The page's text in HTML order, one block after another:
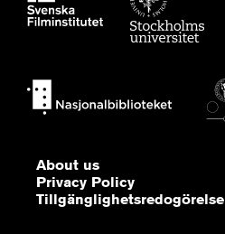
About us
Privacy Policy
Tillgänglighetsredogörelse